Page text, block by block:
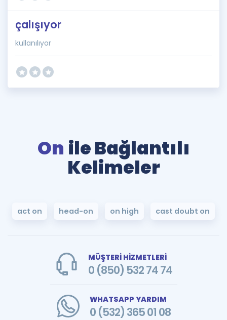
çalışıyor
kullanılıyor
On ile Bağlantılı
Kelimeler
act on head-on on high cast doubt on
MÜŞTERİ HİZMETLERİ
0 (850) 532 74 74
WHATSAPP YARDIM
0 (532) 365 01 08